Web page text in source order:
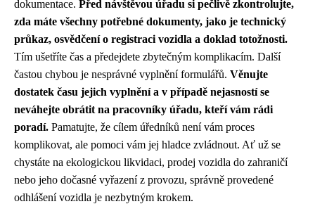
dokumentace. Před návštěvou úřadu si pečlivě zkontrolujte,
zda máte všechny potřebné dokumenty, jako je technický
průkaz, osvědčení o registraci vozidla a doklad totožnosti.
Tím ušetříte čas a předejdete zbytečným komplikacím. Další
častou chybou je nesprávné vyplnění formulářů. Věnujte
dostatek času jejich vyplnění a v případě nejasností se
neváhejte obrátit na pracovníky úřadu, kteří vám rádi
poradí. Pamatujte, že cílem úředníků není vám proces
komplikovat, ale pomoci vám jej hladce zvládnout. Ať už se
chystáte na ekologickou likvidaci, prodej vozidla do zahraničí
nebo jeho dočasné vyřazení z provozu, správně provedené
odhlášení vozidla je nezbytným krokem.